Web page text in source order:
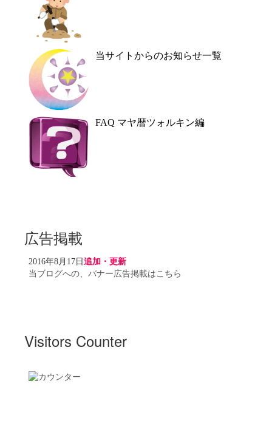
当サイトからのお知らせ一覧
FAQ マヤ暦ツォルキン編
広告掲載
2016年8月17日追加・更新
当ブログへの、バナー広告掲載はこちら
Visitors Counter